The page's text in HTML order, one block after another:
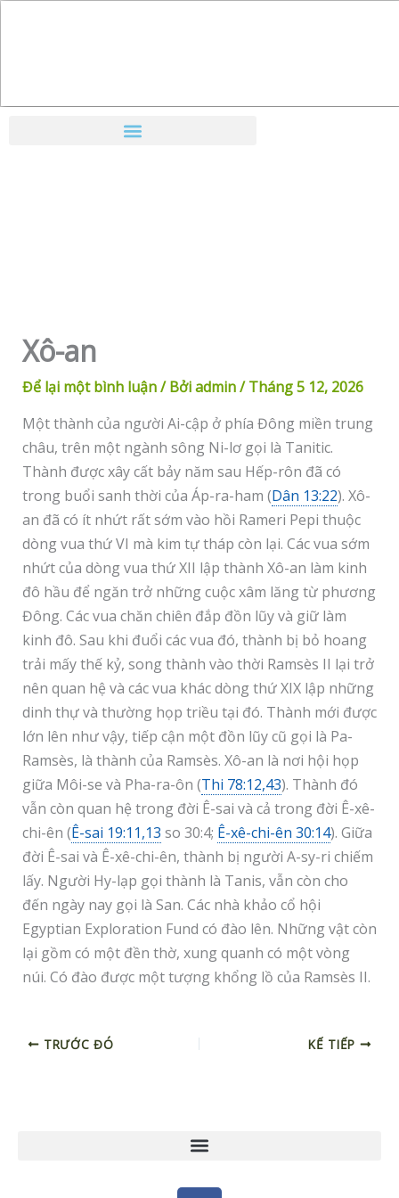
Xô-an
Để lại một bình luận/ Bởiadmin/Tháng 5 12, 2026
Một thành của người Ai-cập ở phía Đông miền trung
châu, trên một ngành sông Ni-lơ gọi là Tanitic.
Thành được xây cất bảy năm sau Hếp-rôn đã có
trong buổi sanh thời của Áp-ra-ham (Dân 13:22). Xô-
an đã có ít nhứt rất sớm vào hồi Rameri Pepi thuộc
dòng vua thứ VI mà kim tự tháp còn lại. Các vua sớm
nhứt của dòng vua thứ XII lập thành Xô-an làm kinh
đô hầu để ngăn trở những cuộc xâm lăng từ phương
Đông. Các vua chăn chiên đắp đồn lũy và giữ làm
kinh đô. Sau khi đuổi các vua đó, thành bị bỏ hoang
trải mấy thế kỷ, song thành vào thời Ramsès II lại trở
nên quan hệ và các vua khác dòng thứ XIX lập những
dinh thự và thường họp triều tại đó. Thành mới được
lớn lên như vậy, tiếp cận một đồn lũy cũ gọi là Pa-
Ramsès, là thành của Ramsès. Xô-an là nơi hội họp
giữa Môi-se và Pha-ra-ôn (Thi 78:12,43). Thành đó
vẫn còn quan hệ trong đời Ê-sai và cả trong đời Ê-xê-
chi-ên (Ê-sai 19:11,13 so 30:4; Ê-xê-chi-ên 30:14). Giữa
đời Ê-sai và Ê-xê-chi-ên, thành bị người A-sy-ri chiếm
lấy. Người Hy-lạp gọi thành là Tanis, vẫn còn cho
đến ngày nay gọi là San. Các nhà khảo cổ hội
Egyptian Exploration Fund có đào lên. Những vật còn
lại gồm có một đền thờ, xung quanh có một vòng
núi. Có đào được một tượng khổng lồ của Ramsès II.
TRƯỚC ĐÓ KẾ TIẾP